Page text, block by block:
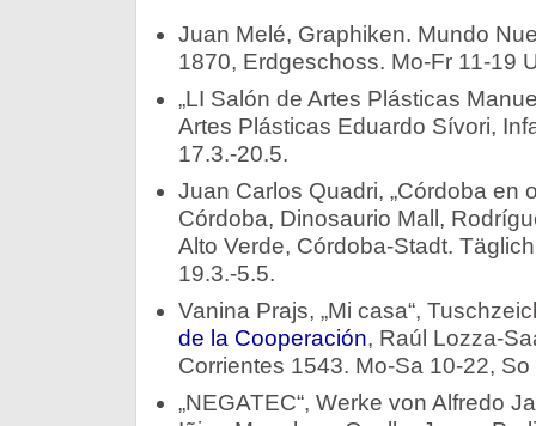
Juan Melé, Graphiken. Mundo
1870, Erdgeschoss. Mo-Fr 11-19
„LI Salón de Artes Plásticas
Artes Plásticas Eduardo Sívori,
17.3.-20.5.
Juan Carlos Quadri, „Córdoba en
Córdoba, Dinosaurio Mall,
Alto Verde, Córdoba-Stadt.
19.3.-5.5.
Vanina Prajs, „Mi casa“,
de la Cooperación, Raúl Lozza-
Corrientes 1543. Mo-Sa 10-22,
„NEGATEC“, Werke von Alfredo